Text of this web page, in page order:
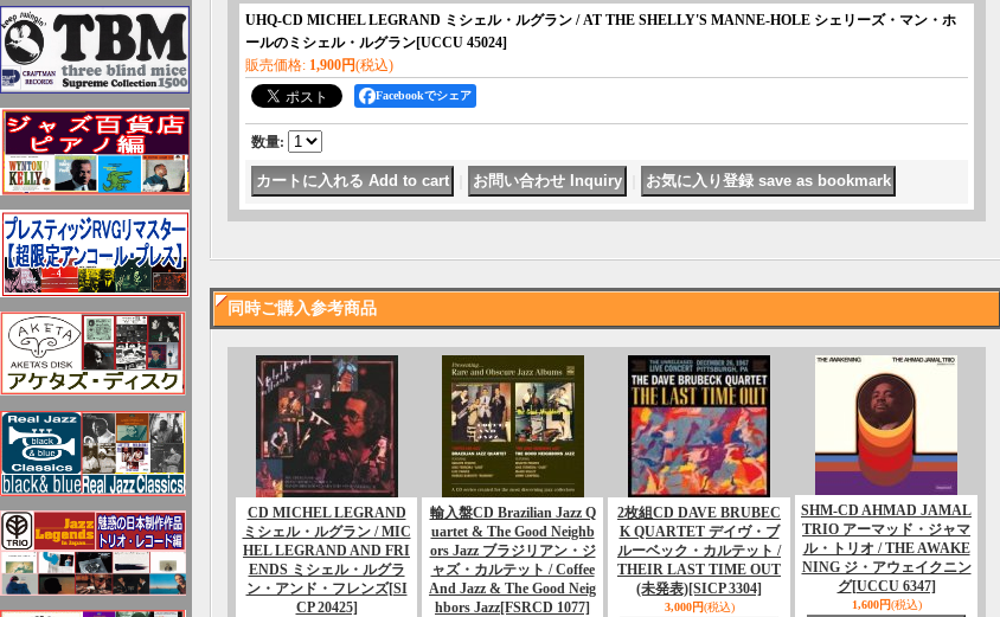
UHQ-CD MICHEL LEGRAND ミシェル・ルグラン / AT THE SHELLY'S MANNE-HOLE シェリーズ・マン・ホ
ールのミシェル・ルグラン[UCCU 45024]
販売価格: 1,900円(税込)
Facebookでシェア
数量:
同時ご購入参考商品
CD MICHEL LEGRAND
ミシェル・ルグラン / MIC
HEL LEGRAND AND FRI
ENDS ミシェル・ルグラ
ン・アンド・フレンズ[SI
CP 20425]
輸入盤CD Brazilian Jazz Q
uartet & The Good Neighb
ors Jazz ブラジリアン・ジ
ャズ・カルテット / Coffee
And Jazz & The Good Neig
hbors Jazz[FSRCD 1077]
2枚組CD DAVE BRUBEC
K QUARTET デイヴ・ブ
ルーベック・カルテット /
THEIR LAST TIME OUT
(未発表)[SICP 3304]
3,000円(税込)
SHM-CD AHMAD JAMAL
TRIO アーマッド・ジャマ
ル・トリオ / THE AWAKE
NING ジ・アウェイクニン
グ[UCCU 6347]
1,600円(税込)